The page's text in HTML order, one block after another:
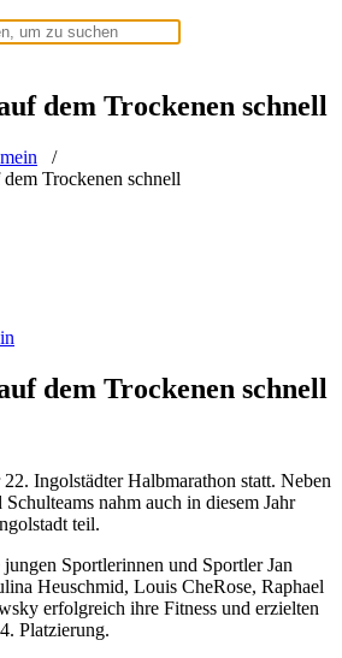
dem Trockenen schnell
/
Trockenen schnell
dem Trockenen schnell
Ingolstädter Halbmarathon statt. Neben
nahm auch in diesem Jahr
teil.
Sportlerinnen und Sportler Jan
Heuschmid, Louis CheRose, Raphael
erfolgreich ihre Fitness und erzielten
Platzierung.